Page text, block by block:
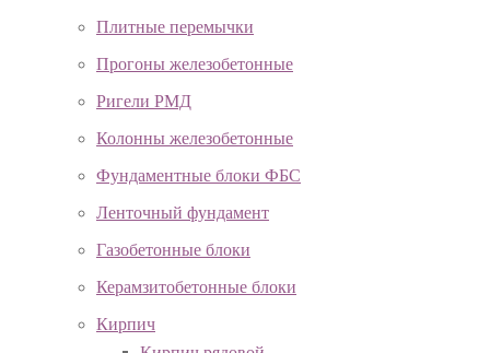
Плитные перемычки
Прогоны железобетонные
Ригели РМД
Колонны железобетонные
Фундаментные блоки ФБС
Ленточный фундамент
Газобетонные блоки
Керамзитобетонные блоки
Кирпич